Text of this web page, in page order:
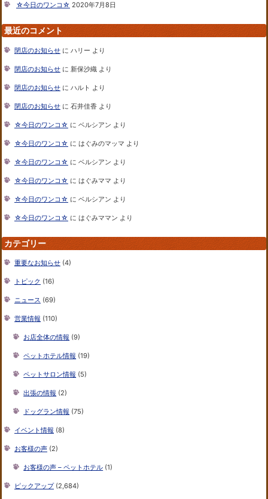
☆今日のワンコ☆ 2020年7月8日
最近のコメント
閉店のお知らせ に ハリー より
閉店のお知らせ に 新保沙織 より
閉店のお知らせ に ハルト より
閉店のお知らせ に 石井佳香 より
☆今日のワンコ☆ に ベルシアン より
☆今日のワンコ☆ に はぐみのマッマ より
☆今日のワンコ☆ に ベルシアン より
☆今日のワンコ☆ に はぐみママ より
☆今日のワンコ☆ に ベルシアン より
☆今日のワンコ☆ に はぐみママン より
カテゴリー
重要なお知らせ (4)
トピック (16)
ニュース (69)
営業情報 (110)
お店全体の情報 (9)
ペットホテル情報 (19)
ペットサロン情報 (5)
出張の情報 (2)
ドッグラン情報 (75)
イベント情報 (8)
お客様の声 (2)
お客様の声 – ペットホテル (1)
ピックアップ(2,684)